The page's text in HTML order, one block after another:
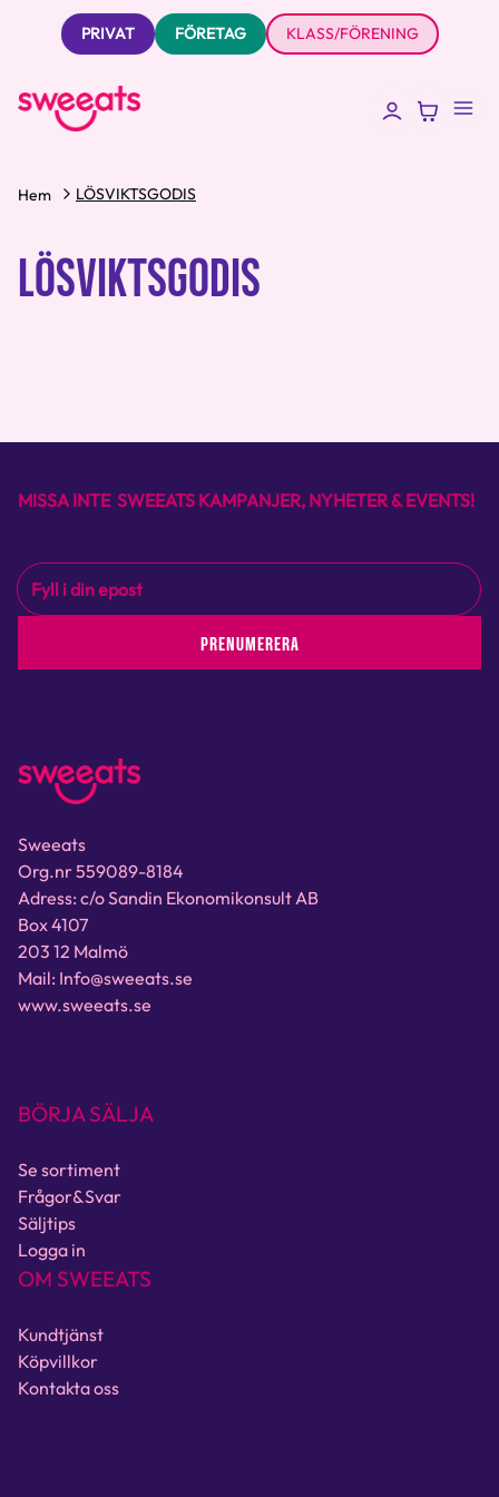
PRIVAT FÖRETAG KLASS/FÖRENING
Hem LÖSVIKTSGODIS
LÖSVIKTSGODIS
MISSA INTE SWEEATS KAMPANJER, NYHETER & EVENTS!
PRENUMERERA
Sweeats
Org.nr 559089-8184
Adress: c/o Sandin Ekonomikonsult AB
Box 4107
203 12 Malmö
Mail: Info@sweeats.se
www.sweeats.se
BÖRJA SÄLJA
Se sortiment
Frågor&Svar
Säljtips
Logga in
OM SWEEATS
Kundtjänst
Köpvillkor
Kontakta oss